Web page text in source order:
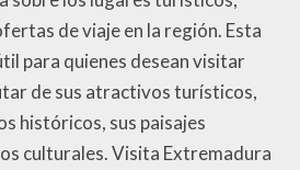
de viaje en la región. Esta
para quienes desean visitar
de sus atractivos turísticos,
históricos, sus paisajes
culturales. Visita Extremadura